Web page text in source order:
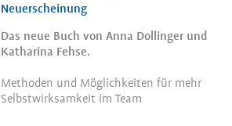
Neuerscheinung
Das neue Buch von Anna Dollinger und
Katharina Fehse.
Methoden und Möglichkeiten für mehr
Selbstwirksamkeit im Team